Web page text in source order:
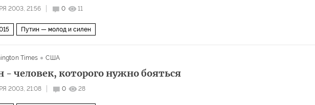
2003, 21:56 0 11
Путин — молод и силен
Times США
- человек, которого нужно бояться
2003, 21:08 0 28